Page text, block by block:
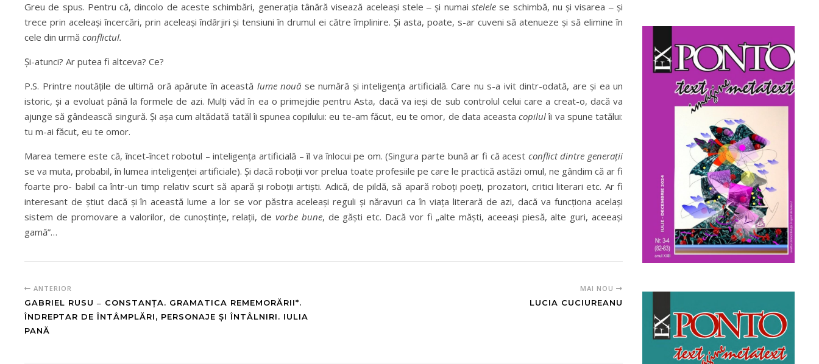
Greu de spus. Pentru că, dincolo de aceste schimbări, generația tânără visează aceleași stele ‒ și numai stelele se schimbă, nu și visarea ‒ și
trece prin aceleași încercări, prin aceleași îndârjiri și tensiuni în drumul ei către împlinire. Și asta, poate, s-ar cuveni să atenueze și să elimine în
cele din urmă conflictul.
Și-atunci? Ar putea fi altceva? Ce?
P.S. Printre noutățile de ultimă oră apărute în această lume nouă se numără și inteligența artificială. Care nu s-a ivit dintr-odată, are și ea un
istoric, și a evoluat până la formele de azi. Mulți văd în ea o primejdie pentru Asta, dacă va ieși de sub controlul celui care a creat-o, dacă va
ajunge să gândească singură. Și așa cum altădată tatăl îi spunea copilului: eu te-am făcut, eu te omor, de data aceastacopilulîi va spune tatălui:
tu m-ai făcut, eu te omor.
Marea temere este că, încet-încet robotul – inteligența artificială – îl va înlocui pe om. (Singura parte bună ar fi că acest conflict dintre generații
se va muta, probabil, în lumea inteligenței artificiale). Și dacă roboții vor prelua toate profesiile pe care le practică astăzi omul, ne gândim că ar fi
foarte pro- babil ca într-un timp relativ scurt să apară și roboții artiști. Adică, de pildă, să apară roboți poeți, prozatori, critici literari etc. Ar fi
interesant de știut dacă și în această lume a lor se vor păstra aceleași reguli și năravuri ca în viața literară de azi, dacă va funcționa același
sistem de promovare a valorilor, de cunoștințe, relații, devorbe bune, de găști etc. Dacă vor fi „alte măști, aceeași piesă, alte guri, aceeași
gamă”…
ANTERIOR
GABRIEL RUSU ‒ CONSTANȚA. GRAMATICA REMEMORĂRII*.
ÎNDREPTAR DE ÎNTÂMPLĂRI, PERSONAJE ȘI ÎNTÂLNIRI. IULIA
PANĂ
MAI NOU
LUCIA CUCIUREANU